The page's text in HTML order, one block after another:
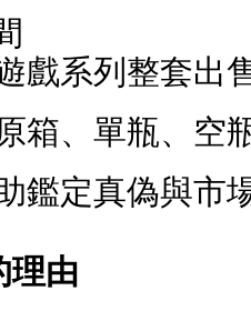
戲系列整套出
箱、單瓶、空
鑑定真偽與市
理由